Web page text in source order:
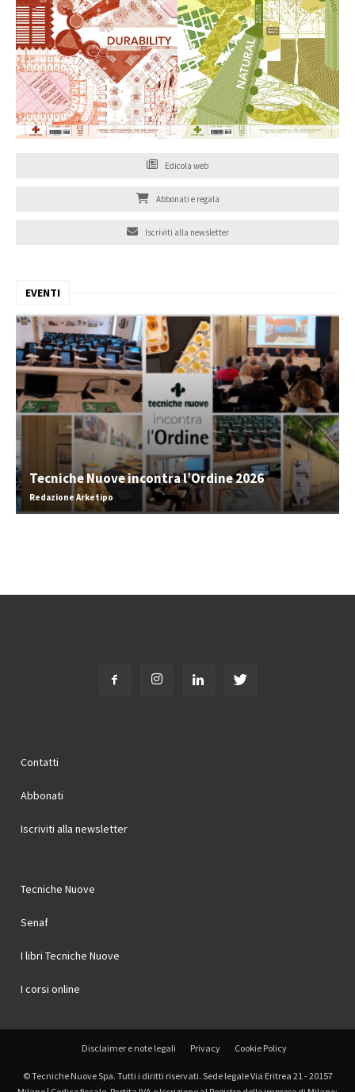
Edicola web
Abbonati e regala
Iscriviti alla newsletter
EVENTI
Tecniche Nuove incontra l’Ordine 2026
Redazione Arketipo
Contatti
Abbonati
Iscriviti alla newsletter
Tecniche Nuove
Senaf
I libri Tecniche Nuove
I corsi online
Disclaimer e note legali Privacy Cookie Policy
© Tecniche Nuove Spa. Tutti i diritti riservati. Sede legale Via Eritrea 21 - 20157